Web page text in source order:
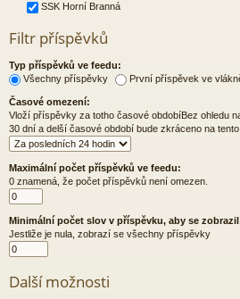
SSK Horní Branná
Filtr příspěvků
Typ příspěvků ve feedu:
Všechny příspěvky
První příspěvek ve
Časové omezení:
Vloží příspěvky za totho časové obdobíBez ohledu
30 dní a delší časové období bude zkráceno na tento
Maximální počet příspěvků ve feedu:
0 znamená, že počet příspěvků není omezen.
Minimální počet slov v příspěvku, aby se
Jestliže je nula, zobrazí se všechny příspěvky
Další možnosti